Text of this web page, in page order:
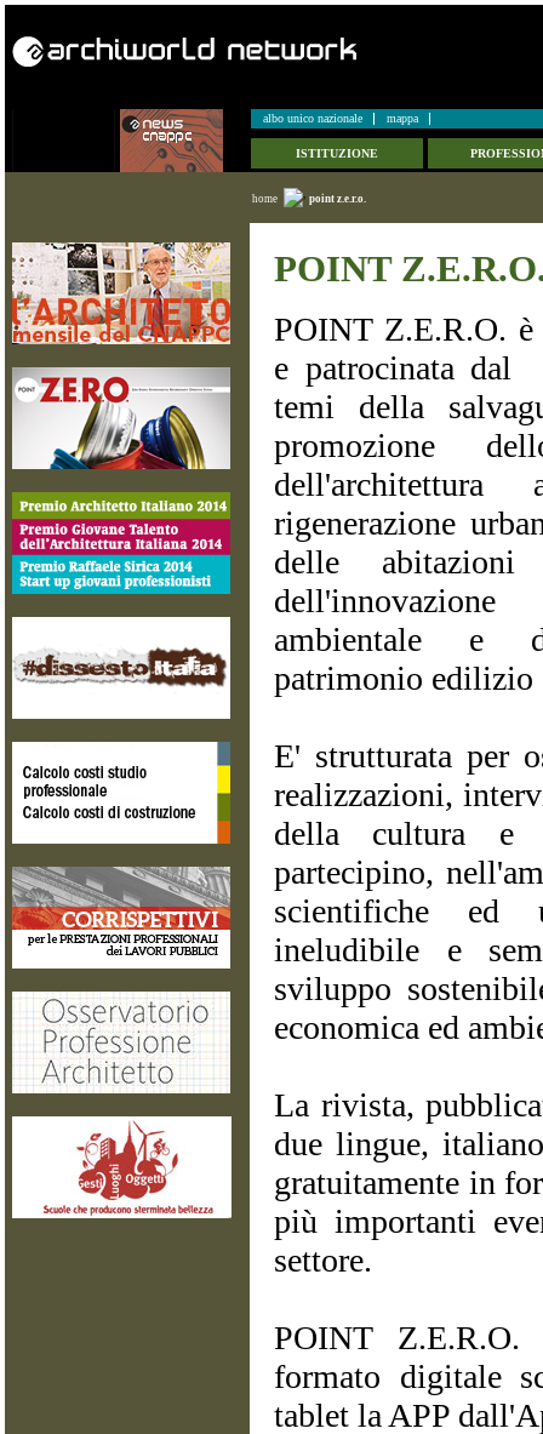
albo unico nazionale mappa
ISTITUZIONE
home point z.e.r.o.
POINT
POINT Z.E.R.O. è
e patrocinata dal
temi della
promozione
rigenerazione
delle
ambientale e
patrimonio edilizio
E' strutturata per
realizzazioni,
della cultura e
partecipino,
scientifiche ed
ineludibile e
sviluppo
economica ed
La rivista,
due lingue,
gratuitamente in
più importanti
settore.
POINT
formato digitale
tablet la APP